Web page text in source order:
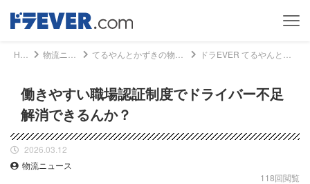
働きやすい職場認証制度でドライバー不足
解消できるんか？
2026.03.12
物流ニュース
118回閲覧